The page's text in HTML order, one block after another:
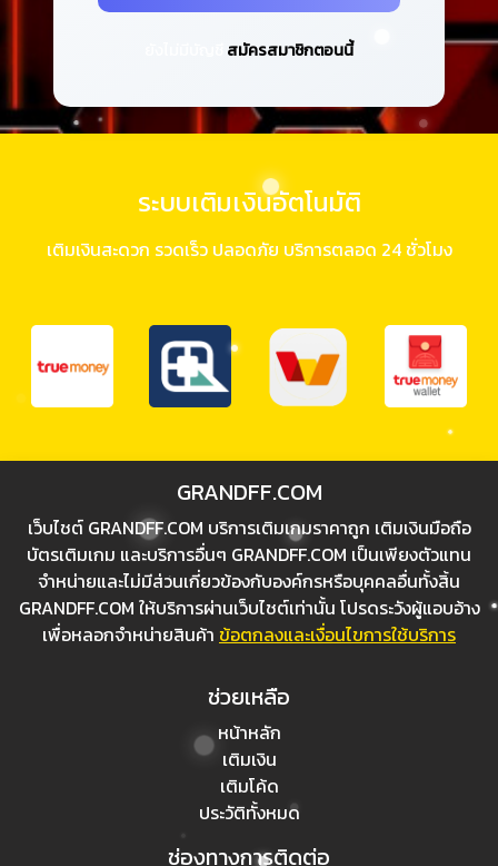
สมัครสมาชิกตอนนี้
ระบบเติมเงินอัตโนมัติ
เติมเงินสะดวก รวดเร็ว ปลอดภัย บริการตลอด 24 ชั่วโมง
GRANDFF.COM
เว็บไชต์ GRANDFF.COM บริการเติมเกมราคาถูก เติมเงินมือถือ
บัตรเติมเกม และบริการอื่นๆ GRANDFF.COM เป็นเพียงตัวแทน
จำหน่ายและไม่มีส่วนเกี่ยวข้องกับองค์กรหรือบุคคลอื่นทั้งสิ้น
GRANDFF.COM ให้บริการผ่านเว็บไชต์เท่านั้น โปรดระวังผู้แอบอ้าง
เพื่อหลอกจำหน่ายสินค้า ข้อตกลงและเงื่อนไขการใช้บริการ
ช่วยเหลือ
หน้าหลัก
เติมเงิน
เติมโค้ด
ประวัติทั้งหมด
ช่องทางการติดต่อ